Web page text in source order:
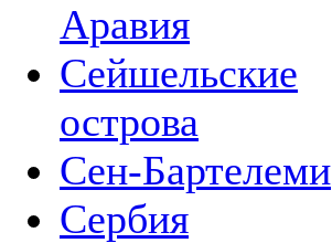
Аравия
Сейшельские
острова
Сен-Бартелеми
Сербия